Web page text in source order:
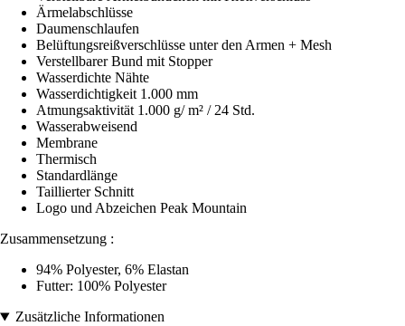
Ärmelabschlüsse
Daumenschlaufen
Belüftungsreißverschlüsse unter den Armen + Mesh
Verstellbarer Bund mit Stopper
Wasserdichte Nähte
Wasserdichtigkeit 1.000 mm
Atmungsaktivität 1.000 g/ m² / 24 Std.
Wasserabweisend
Membrane
Thermisch
Standardlänge
Taillierter Schnitt
Logo und Abzeichen Peak Mountain
Zusammensetzung :
94% Polyester, 6% Elastan
Futter: 100% Polyester
Zusätzliche Informationen